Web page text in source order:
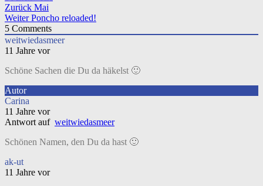
Beitragsnavigation
Zurück Mai
Weiter Poncho reloaded!
5 Comments
weitwiedasmeer
11 Jahre vor
Schöne Sachen die Du da häkelst 🙂
Autor
Carina
11 Jahre vor
Antwort auf weitwiedasmeer
Schönen Namen, den Du da hast 🙂
ak-ut
11 Jahre vor